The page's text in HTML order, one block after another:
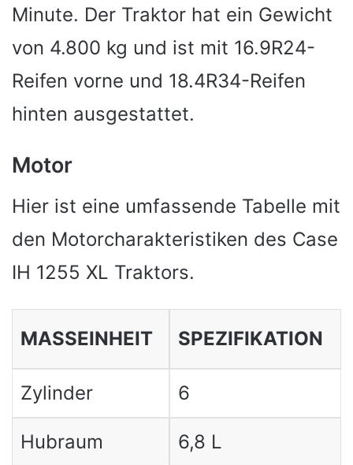
Minute. Der Traktor hat ein Gewicht
von 4.800 kg und ist mit 16.9R24-
Reifen vorne und 18.4R34-Reifen
hinten ausgestattet.
Motor
Hier ist eine umfassende Tabelle mit
den Motorcharakteristiken des Case
IH 1255 XL Traktors.
MASSEINHEIT SPEZIFIKATION
Zylinder 6
Hubraum 6,8 L